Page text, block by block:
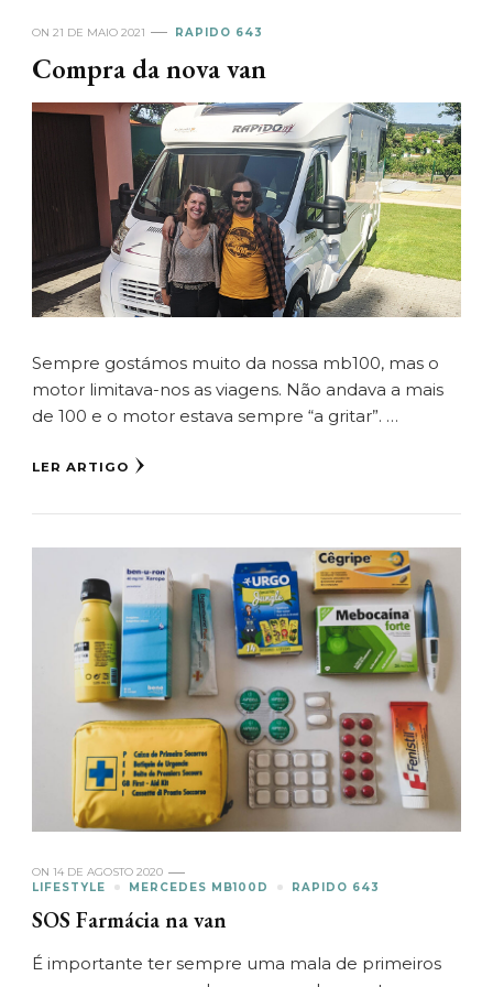
ON 21 DE MAIO 2021 RAPIDO 643
Compra da nova van
Sempre gostámos muito da nossa mb100, mas o
motor limitava-nos as viagens. Não andava a mais
de 100 e o motor estava sempre “a gritar”. …
LER ARTIGO
ON 14 DE AGOSTO 2020
LIFESTYLE
MERCEDES MB100D RAPIDO 643
SOS Farmácia na van
É importante ter sempre uma mala de primeiros